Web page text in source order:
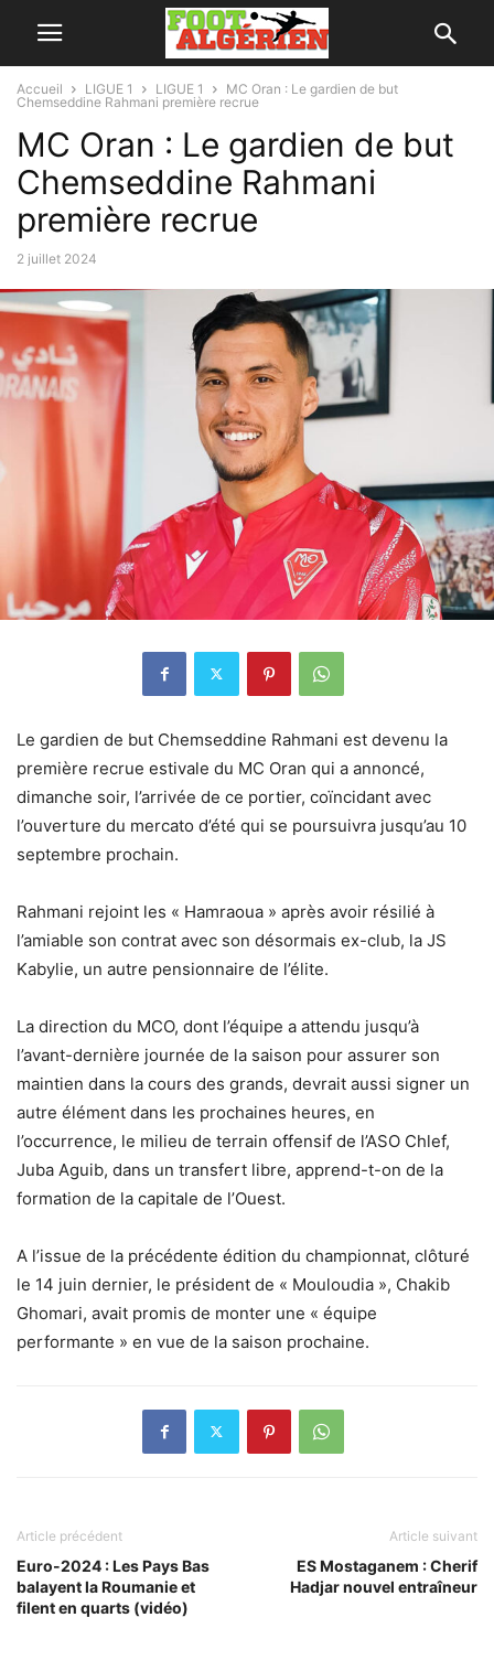
Accueil LIGUE 1 LIGUE 1
MC Oran : Le gardien de but
Chemseddine Rahmani première recrue
MC Oran : Le gardien de but
Chemseddine Rahmani
première recrue
2 juillet 2024
Le gardien de but Chemseddine Rahmani est devenu la
première recrue estivale du MC Oran qui a annoncé,
dimanche soir, l’arrivée de ce portier, coïncidant avec
l’ouverture du mercato d’été qui se poursuivra jusqu’au 10
septembre prochain.
Rahmani rejoint les « Hamraoua » après avoir résilié à
l’amiable son contrat avec son désormais ex-club, la JS
Kabylie, un autre pensionnaire de l’élite.
La direction du MCO, dont l’équipe a attendu jusqu’à
l’avant-dernière journée de la saison pour assurer son
maintien dans la cours des grands, devrait aussi signer un
autre élément dans les prochaines heures, en
l’occurrence, le milieu de terrain offensif de l’ASO Chlef,
Juba Aguib, dans un transfert libre, apprend-t-on de la
formation de la capitale de l’Ouest.
A l’issue de la précédente édition du championnat, clôturé
le 14 juin dernier, le président de « Mouloudia », Chakib
Ghomari, avait promis de monter une « équipe
performante » en vue de la saison prochaine.
Article précédent
Euro-2024 : Les Pays Bas
balayent la Roumanie et
filent en quarts (vidéo)
Article suivant
ES Mostaganem : Cherif
Hadjar nouvel entraîneur